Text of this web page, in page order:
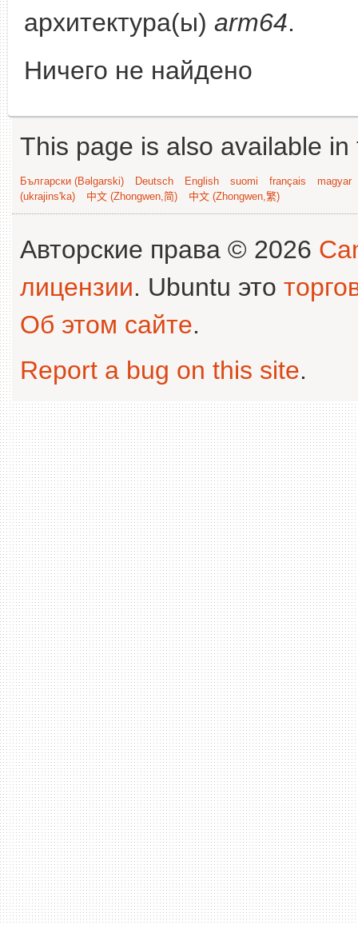
архитектура(ы) arm64.
Ничего не найдено
This page is also available
Български (Bəlgarski) Deutsch English suomi français
magyar
(ukrajins'ka)
中文 (Zhongwen,简) 中文 (Zhongwen,繁)
Авторские права © 2026
лицензии. Ubuntu это
Об этом сайте.
Report a bug on this site.